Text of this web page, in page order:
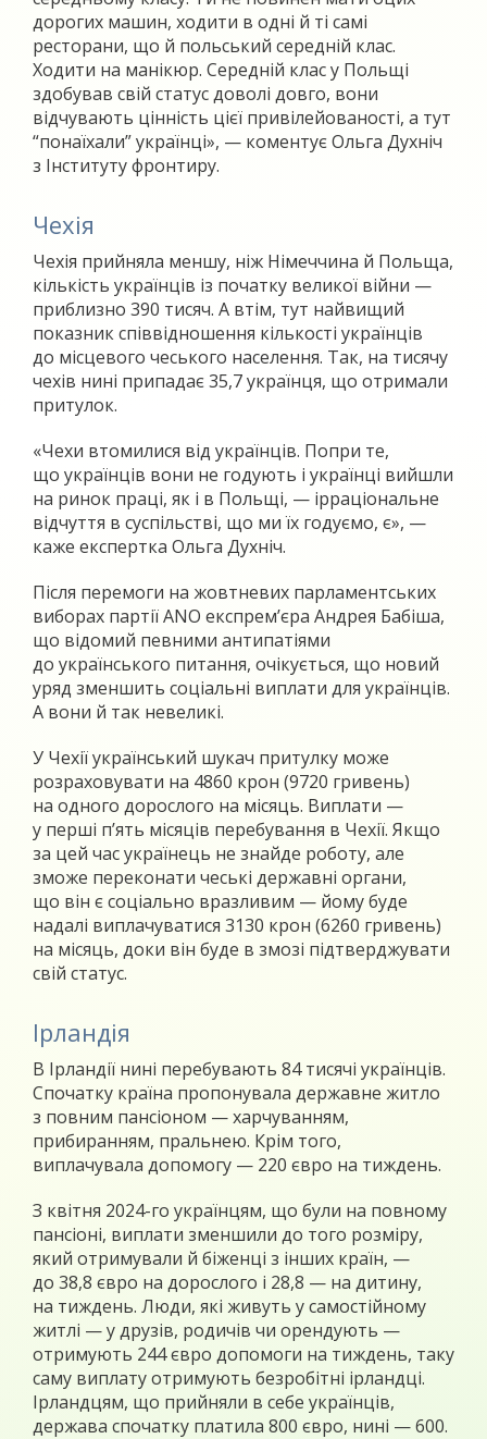
дорогих машин, ходити в одні й ті самі
ресторани, що й польський середній клас.
Ходити на манікюр. Середній клас у Польщі
здобував свій статус доволі довго, вони
відчувають цінність цієї привілейованості, а тут
“понаїхали” українці», — коментує Ольга Духніч
з Інституту фронтиру.
Чехія
Чехія прийняла меншу, ніж Німеччина й Польща,
кількість українців із початку великої війни —
приблизно 390 тисяч. А втім, тут найвищий
показник співвідношення кількості українців
до місцевого чеського населення. Так, на тисячу
чехів нині припадає 35,7 українця, що отримали
притулок.
«Чехи втомилися від українців. Попри те,
що українців вони не годують і українці вийшли
на ринок праці, як і в Польщі, — ірраціональне
відчуття в суспільстві, що ми їх годуємо, є», —
каже експертка Ольга Духніч.
Після перемоги на жовтневих парламентських
виборах партії ANO експрем’єра Андрея Бабіша,
що відомий певними антипатіями
до українського питання, очікується, що новий
уряд зменшить соціальні виплати для українців.
А вони й так невеликі.
У Чехії український шукач притулку може
розраховувати на 4860 крон (9720 гривень)
на одного дорослого на місяць. Виплати —
у перші п’ять місяців перебування в Чехії. Якщо
за цей час українець не знайде роботу, але
зможе переконати чеські державні органи,
що він є соціально вразливим — йому буде
надалі виплачуватися 3130 крон (6260 гривень)
на місяць, доки він буде в змозі підтверджувати
свій статус.
Ірландія
В Ірландії нині перебувають 84 тисячі українців.
Спочатку країна пропонувала державне житло
з повним пансіоном — харчуванням,
прибиранням, пральнею. Крім того,
виплачувала допомогу — 220 євро на тиждень.
З квітня 2024-го українцям, що були на повному
пансіоні, виплати зменшили до того розміру,
який отримували й біженці з інших країн, —
до 38,8 євро на дорослого і 28,8 — на дитину,
на тиждень. Люди, які живуть у самостійному
житлі — у друзів, родичів чи орендують —
отримують 244 євро допомоги на тиждень, таку
саму виплату отримують безробітні ірландці.
Ірландцям, що прийняли в себе українців,
держава спочатку платила 800 євро, нині — 600.